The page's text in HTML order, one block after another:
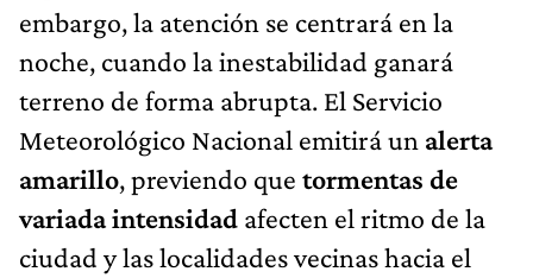
embargo, la atención se centrará en la
noche, cuando la inestabilidad ganará
terreno de forma abrupta. El Servicio
Meteorológico Nacional emitirá un alerta
amarillo, previendo que tormentas de
variada intensidad afecten el ritmo de la
ciudad y las localidades vecinas hacia el